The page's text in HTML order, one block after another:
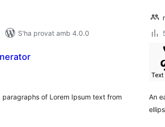
S'ha provat amb 4.0.0
of Lorem Ipsum text from
An